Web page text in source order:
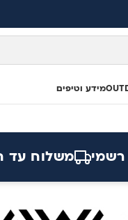
מידע וטיפים
רשמי משלוח עד